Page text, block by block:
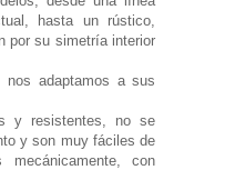
hasta un rústico,
por su simetría interior
nos adaptamos a sus
y resistentes, no se
y son muy fáciles de
mecánicamente, con